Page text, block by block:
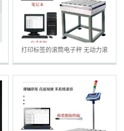
打印标签的滚筒电子秤 无动力滚
筒